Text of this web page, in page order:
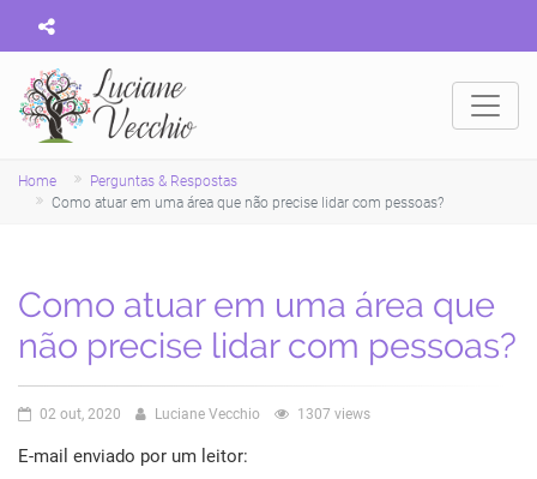
Home
Perguntas & Respostas
Como atuar em uma área que não precise lidar com pessoas?
Como atuar em uma área que
não precise lidar com pessoas?
02 out, 2020 Luciane Vecchio 1307 views
E-mail enviado por um leitor: